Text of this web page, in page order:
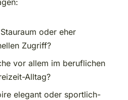
oder eher
Zugriff?
vor allem im beruflichen
Alltag?
elegant oder sportlich-